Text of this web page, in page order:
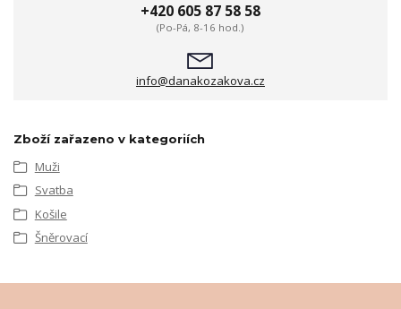
+420 605 87 58 58
(Po-Pá, 8-16 hod.)
info@danakozakova.cz
Zboží zařazeno v kategoriích
Muži
Svatba
Košile
Šněrovací